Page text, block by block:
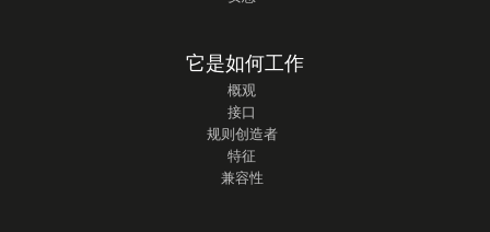
它是如何工作
概观
接口
规则创造者
特征
兼容性